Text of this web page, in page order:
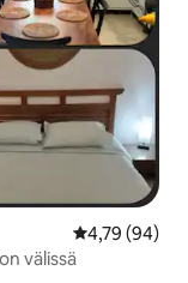
4,79 (94)
välissä